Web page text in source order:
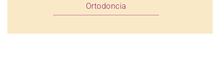
Ortodoncia